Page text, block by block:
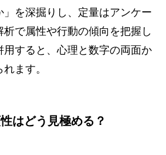
」を深掘りし、定量はアンケー
析で属性や行動の傾向を把握し
用すると、心理と数字の両面か
ます。
はどう見極める？